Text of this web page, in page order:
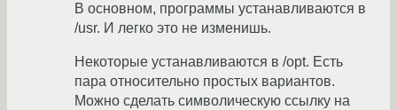
В основном, программы устанавливаются в
/usr. И легко это не изменишь.
Некоторые устанавливаются в /opt. Есть
пара относительно простых вариантов.
Можно сделать символическую ссылку на